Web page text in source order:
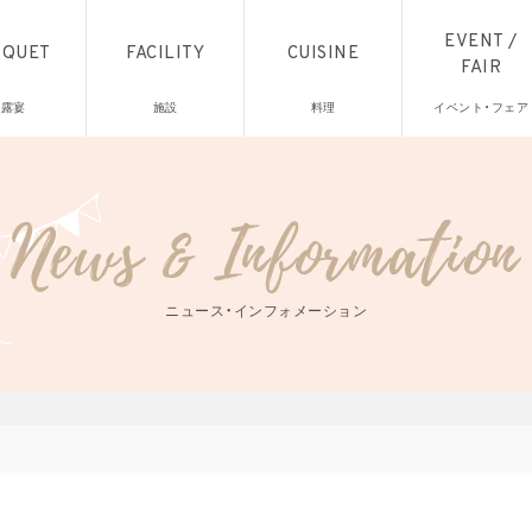
宴
FACILITY
施設
CUISINE
料理
EVENT /
FAIR
イベント・フェア
ニュース・インフォメーション